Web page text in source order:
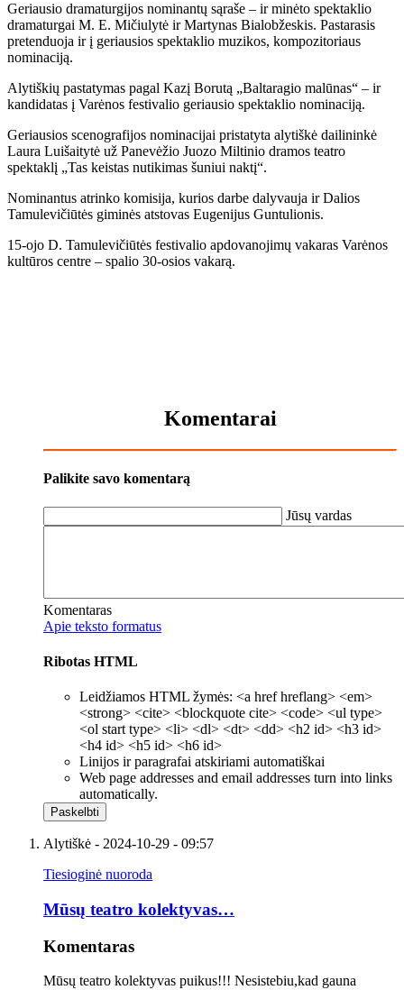
Geriausio dramaturgijos nominantų sąraše – ir minėto spektaklio
dramaturgai M. E. Mičiulytė ir Martynas Bialobžeskis. Pastarasis
pretenduoja ir į geriausios spektaklio muzikos, kompozitoriaus
nominaciją.
Alytiškių pastatymas pagal Kazį Borutą „Baltaragio malūnas“ – ir
kandidatas į Varėnos festivalio geriausio spektaklio nominaciją.
Geriausios scenografijos nominacijai pristatyta alytiškė dailininkė
Laura Luišaitytė už Panevėžio Juozo Miltinio dramos teatro
spektaklį „Tas keistas nutikimas šuniui naktį“.
Nominantus atrinko komisija, kurios darbe dalyvauja ir Dalios
Tamulevičiūtės giminės atstovas Eugenijus Guntulionis.
15-ojo D. Tamulevičiūtės festivalio apdovanojimų vakaras Varėnos
kultūros centre – spalio 30-osios vakarą.
Komentarai
Palikite savo komentarą
Jūsų vardas
Komentaras
Apie teksto formatus
Ribotas HTML
Leidžiamos HTML žymės: <a href hreflang> <em>
<strong> <cite> <blockquote cite> <code> <ul type>
<ol start type> <li> <dl> <dt> <dd> <h2 id> <h3 id>
<h4 id> <h5 id> <h6 id>
Linijos ir paragrafai atskiriami automatiškai
Web page addresses and email addresses turn into links
automatically.
Alytiškė - 2024-10-29 - 09:57
Tiesioginė nuoroda
Mūsų teatro kolektyvas…
Komentaras
Mūsų teatro kolektyvas puikus!!! Nesistebiu,kad gauna